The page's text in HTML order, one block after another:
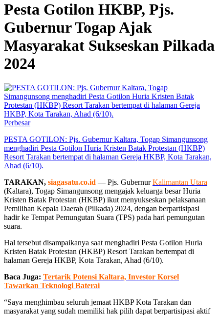
Pesta Gotilon HKBP, Pjs.
Gubernur Togap Ajak
Masyarakat Sukseskan Pilkada
2024
Perbesar
PESTA GOTILON: Pjs. Gubernur Kaltara, Togap Simangunsong
menghadiri Pesta Gotilon Huria Kristen Batak Protestan (HKBP)
Resort Tarakan bertempat di halaman Gereja HKBP, Kota Tarakan,
Ahad (6/10).
TARAKAN, siagasatu.co.id — Pjs. GubernurKalimantan Utara
(Kaltara), Togap Simangunsong mengajak keluarga besar Huria
Kristen Batak Protestan (HKBP) ikut menyukseskan pelaksanaan
Pemilihan Kepala Daerah (Pilkada) 2024, dengan berpartisipasi
hadir ke Tempat Pemungutan Suara (TPS) pada hari pemungutan
suara.
Hal tersebut disampaikanya saat menghadiri Pesta Gotilon Huria
Kristen Batak Protestan (HKBP) Resort Tarakan bertempat di
halaman Gereja HKBP, Kota Tarakan, Ahad (6/10).
Baca Juga: Tertarik Potensi Kaltara, Investor Korsel
Tawarkan Teknologi Baterai
“Saya menghimbau seluruh jemaat HKBP Kota Tarakan dan
masyarakat yang sudah memiliki hak pilih dapat berpartisipasi aktif